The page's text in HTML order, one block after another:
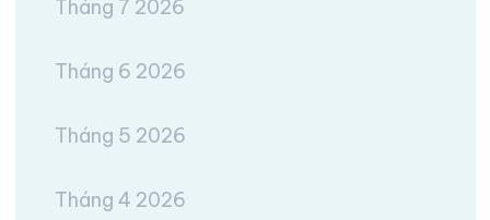
Tháng 7 2026
Tháng 6 2026
Tháng 5 2026
Tháng 4 2026